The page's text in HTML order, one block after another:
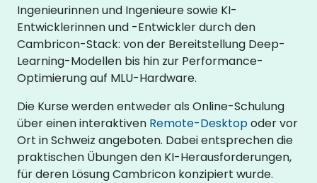
Ingenieurinnen und Ingenieure sowie KI-
Entwicklerinnen und -Entwickler durch den
Cambricon-Stack: von der Bereitstellung Deep-
Learning-Modellen bis hin zur Performance-
Optimierung auf MLU-Hardware.
Die Kurse werden entweder als Online-Schulung
über einen interaktiven Remote-Desktopoder vor
Ort in Schweiz angeboten. Dabei entsprechen die
praktischen Übungen den KI-Herausforderungen,
für deren Lösung Cambricon konzipiert wurde.